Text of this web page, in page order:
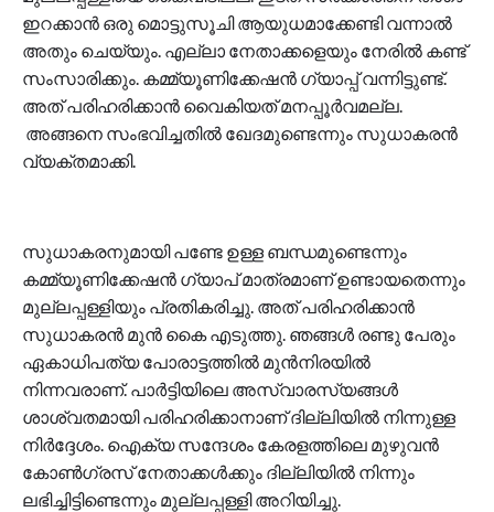
ഇറക്കാൻ ഒരു മൊട്ടുസൂചി ആയുധമാക്കേണ്ടി വന്നാൽ
അതും ചെയ്യും. എല്ലാ നേതാക്കളെയും നേരിൽ കണ്ട്
സംസാരിക്കും. കമ്മ്യൂണിക്കേഷൻ ഗ്യാപ്പ് വന്നിട്ടുണ്ട്.
അത് പരിഹരിക്കാൻ വൈകിയത് മനപ്പൂർവമല്ല.
അങ്ങനെ സംഭവിച്ചതിൽ ഖേദമുണ്ടെന്നും സുധാകരൻ
വ്യക്തമാക്കി.
സുധാകരനുമായി പണ്ടേ ഉള്ള ബന്ധമുണ്ടെന്നും
കമ്മ്യൂണിക്കേഷൻ ഗ്യാപ് മാത്രമാണ് ഉണ്ടായതെന്നും
മുല്ലപ്പള്ളിയും പ്രതികരിച്ചു. അത് പരിഹരിക്കാൻ
സുധാകരൻ മുൻ കൈ എടുത്തു. ഞങ്ങൾ രണ്ടു പേരും
ഏകാധിപത്യ പോരാട്ടത്തിൽ മുൻനിരയിൽ
നിന്നവരാണ്. പാർട്ടിയിലെ അസ്വാരസ്യങ്ങൾ
ശാശ്വതമായി പരിഹരിക്കാനാണ് ദില്ലിയിൽ നിന്നുള്ള
നിർദ്ദേശം. ഐക്യ സന്ദേശം കേരളത്തിലെ മുഴുവൻ
കോൺഗ്രസ് നേതാക്കൾക്കും ദില്ലിയിൽ നിന്നും
ലഭിച്ചിട്ടിണ്ടെന്നും മുല്ലപ്പള്ളി അറിയിച്ചു.